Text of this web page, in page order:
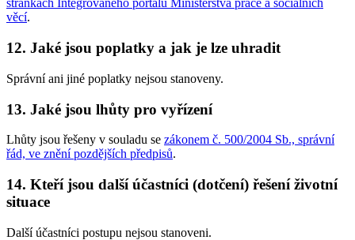
stránkách Integrovaného portálu Ministerstva práce a sociálních
věcí.
12. Jaké jsou poplatky a jak je lze uhradit
Správní ani jiné poplatky nejsou stanoveny.
13. Jaké jsou lhůty pro vyřízení
Lhůty jsou řešeny v souladu se zákonem č. 500/2004 Sb., správní
řád, ve znění pozdějších předpisů.
14. Kteří jsou další účastníci (dotčení) řešení životní
situace
Další účastníci postupu nejsou stanoveni.